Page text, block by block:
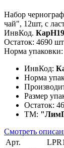
Набор
чай", 12шт, с
ИнвКод. КарН19
Остаток: 4690 шт
Норма
ИнвКод:
Норма
Размер
Остаток:
ТМ:
Смотреть
Арт.